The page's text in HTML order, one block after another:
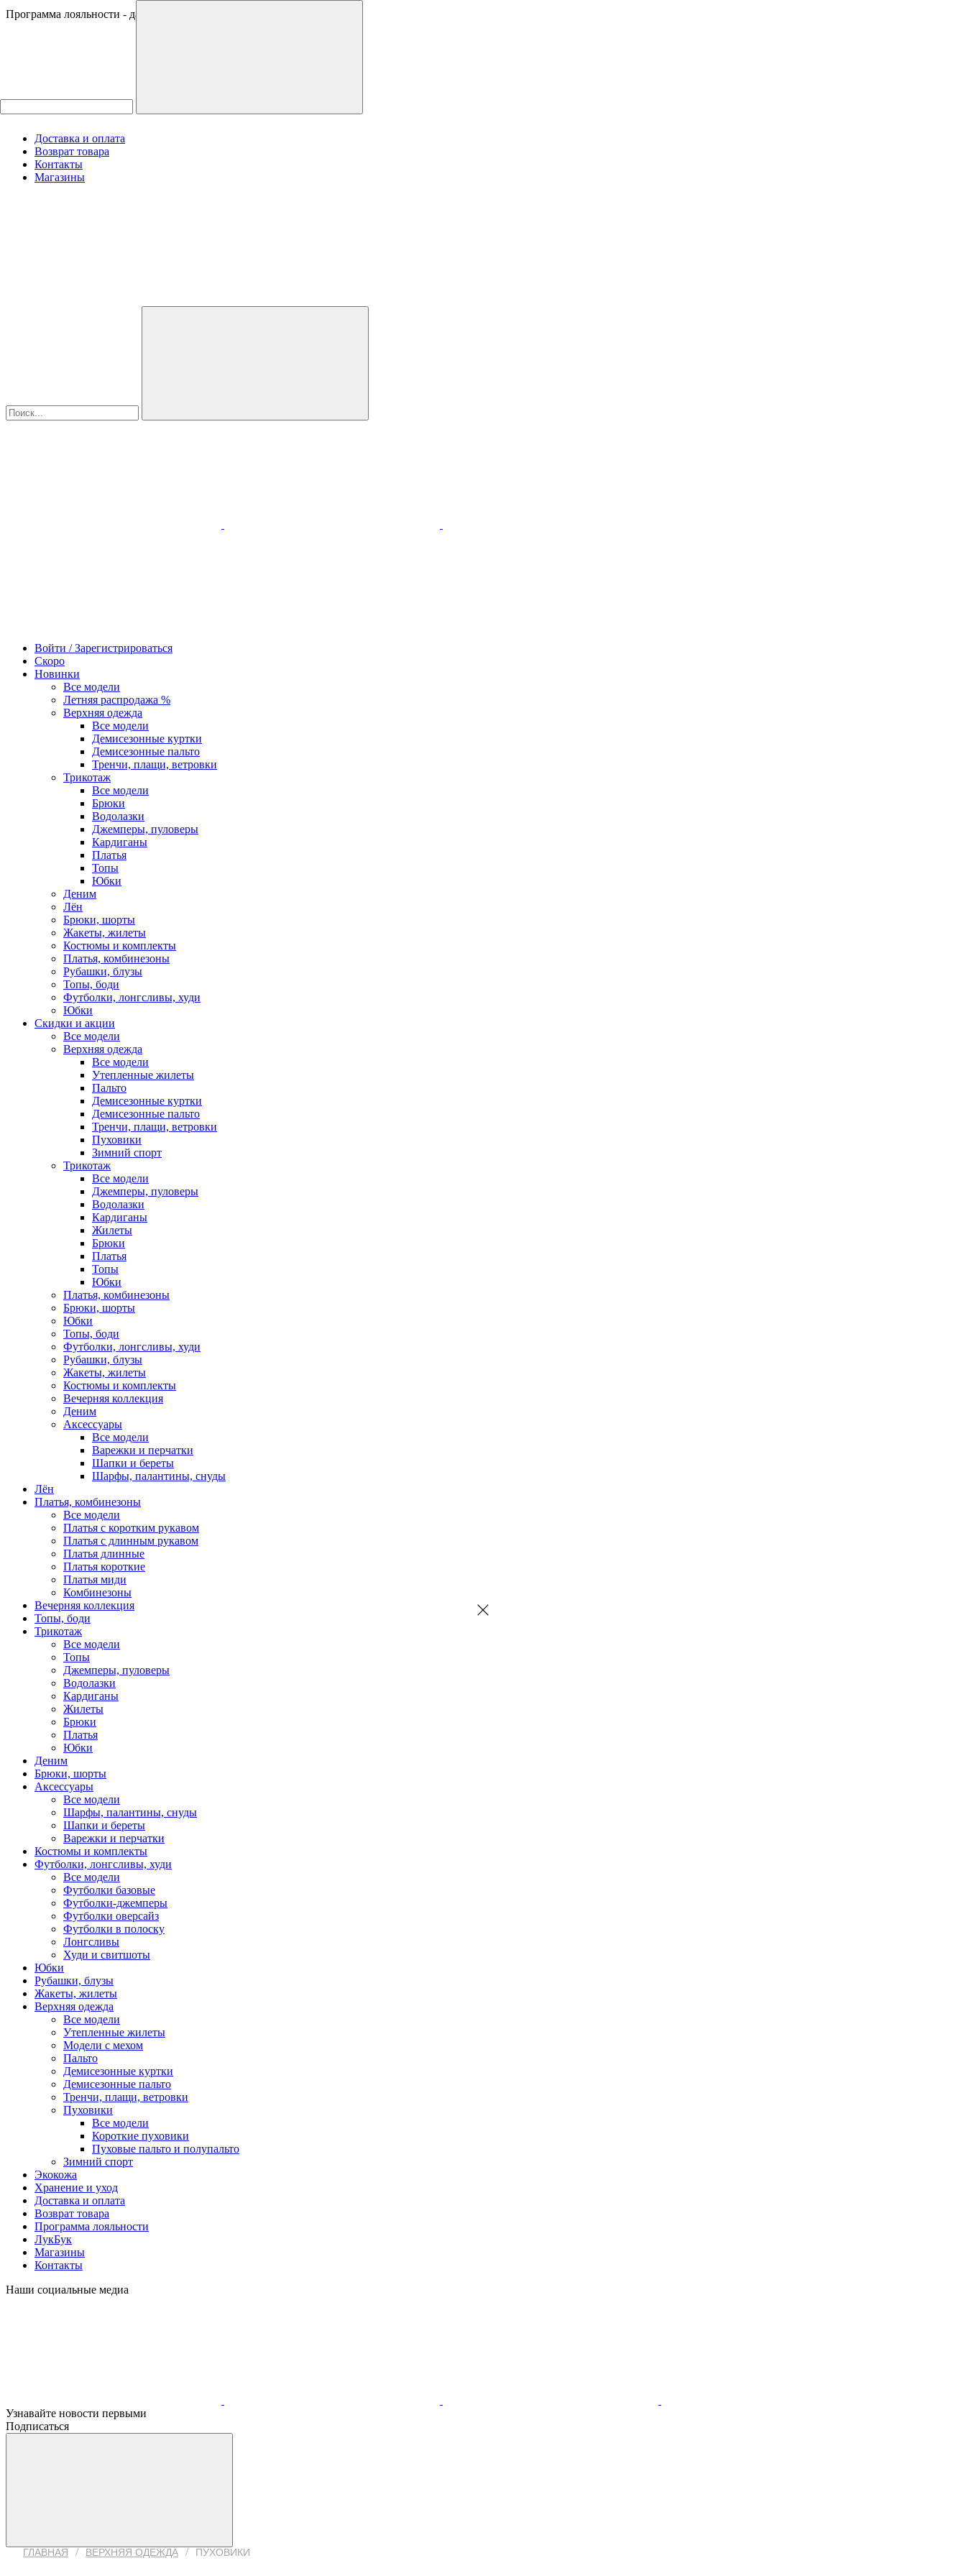
Программа лояльности - дарим 500 ₽ за регистрацию
Доставка и оплата
Возврат товара
Контакты
Магазины
Войти / Зарегистрироваться
Скоро
Новинки
Все модели
Летняя распродажа %
Верхняя одежда
Все модели
Демисезонные куртки
Демисезонные пальто
Тренчи, плащи, ветровки
Трикотаж
Все модели
Брюки
Водолазки
Джемперы, пуловеры
Кардиганы
Платья
Топы
Юбки
Деним
Лён
Брюки, шорты
Жакеты, жилеты
Костюмы и комплекты
Платья, комбинезоны
Рубашки, блузы
Топы, боди
Футболки, лонгсливы, худи
Юбки
Скидки и акции
Все модели
Верхняя одежда
Все модели
Утепленные жилеты
Пальто
Демисезонные куртки
Демисезонные пальто
Тренчи, плащи, ветровки
Пуховики
Зимний спорт
Трикотаж
Все модели
Джемперы, пуловеры
Водолазки
Кардиганы
Жилеты
Брюки
Платья
Топы
Юбки
Платья, комбинезоны
Брюки, шорты
Юбки
Топы, боди
Футболки, лонгсливы, худи
Рубашки, блузы
Жакеты, жилеты
Костюмы и комплекты
Вечерняя коллекция
Деним
Аксессуары
Все модели
Варежки и перчатки
Шапки и береты
Шарфы, палантины, снуды
Лён
Платья, комбинезоны
Все модели
Платья с коротким рукавом
Платья с длинным рукавом
Платья длинные
Платья короткие
Платья миди
Комбинезоны
Вечерняя коллекция
Топы, боди
Трикотаж
Все модели
Топы
Джемперы, пуловеры
Водолазки
Кардиганы
Жилеты
Брюки
Платья
Юбки
Деним
Брюки, шорты
Аксессуары
Все модели
Шарфы, палантины, снуды
Шапки и береты
Варежки и перчатки
Костюмы и комплекты
Футболки, лонгсливы, худи
Все модели
Футболки базовые
Футболки-джемперы
Футболки оверсайз
Футболки в полоску
Лонгсливы
Худи и свитшоты
Юбки
Рубашки, блузы
Жакеты, жилеты
Верхняя одежда
Все модели
Утепленные жилеты
Модели с мехом
Пальто
Демисезонные куртки
Демисезонные пальто
Тренчи, плащи, ветровки
Пуховики
Все модели
Короткие пуховики
Пуховые пальто и полупальто
Зимний спорт
Экокожа
Хранение и уход
Доставка и оплата
Возврат товара
Программа лояльности
ЛукБук
Магазины
Контакты
Наши социальные медиа
Узнавайте новости первыми
Подписаться
ГЛАВНАЯ / ВЕРХНЯЯ ОДЕЖДА / ПУХОВИКИ